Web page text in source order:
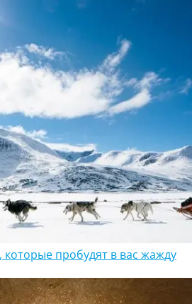
пробудят в вас жажду